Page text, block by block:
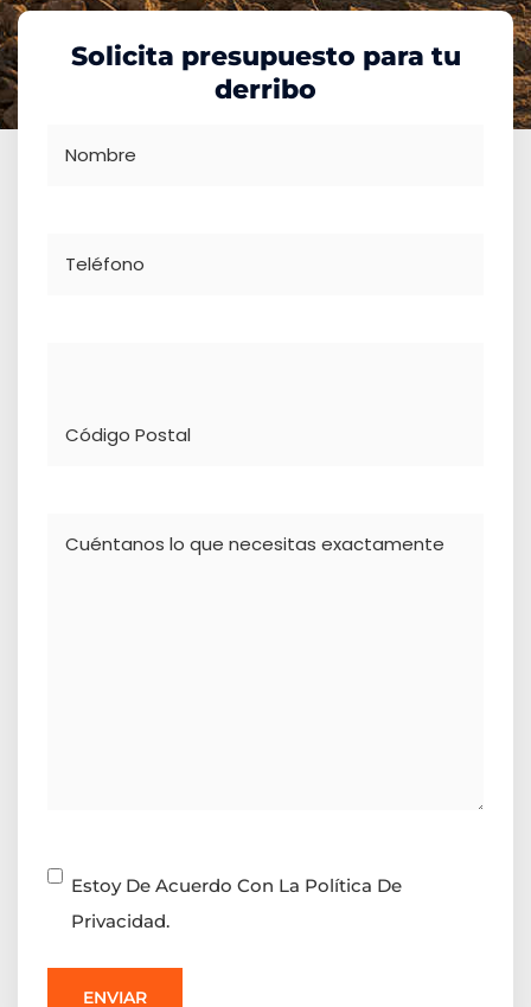
Solicita presupuesto para tu
derribo
Consentimiento
Estoy De Acuerdo Con La Política De
Privacidad.